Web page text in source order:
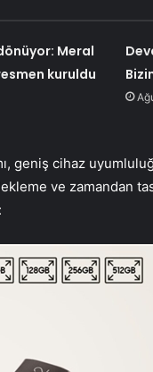
Meral
kuruldu
geniş cihaz
ve zamandan